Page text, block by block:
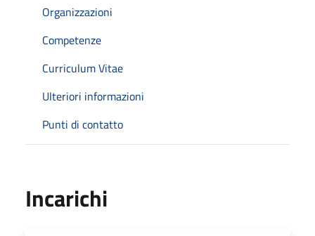
Organizzazioni
Competenze
Curriculum Vitae
Ulteriori informazioni
Punti di contatto
Incarichi